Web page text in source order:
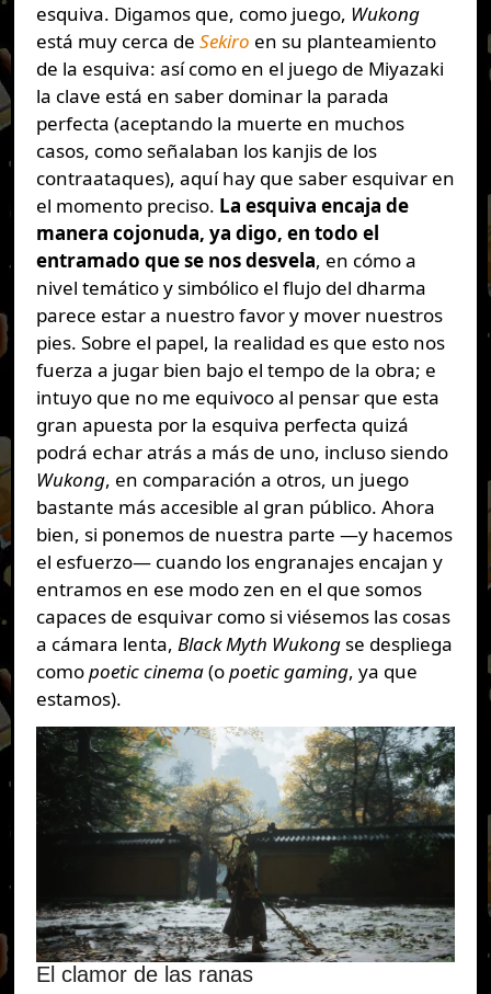
esquiva. Digamos que, como juego, Wukong
está muy cerca de Sekiro en su planteamiento
de la esquiva: así como en el juego de Miyazaki
la clave está en saber dominar la parada
perfecta (aceptando la muerte en muchos
casos, como señalaban los kanjis de los
contraataques), aquí hay que saber esquivar en
el momento preciso. La esquiva encaja de
manera cojonuda, ya digo, en todo el
entramado que se nos desvela, en cómo a
nivel temático y simbólico el flujo del dharma
parece estar a nuestro favor y mover nuestros
pies. Sobre el papel, la realidad es que esto nos
fuerza a jugar bien bajo el tempo de la obra; e
intuyo que no me equivoco al pensar que esta
gran apuesta por la esquiva perfecta quizá
podrá echar atrás a más de uno, incluso siendo
Wukong, en comparación a otros, un juego
bastante más accesible al gran público. Ahora
bien, si ponemos de nuestra parte —y hacemos
el esfuerzo— cuando los engranajes encajan y
entramos en ese modo zen en el que somos
capaces de esquivar como si viésemos las cosas
a cámara lenta, Black Myth Wukongse despliega
comopoetic cinema(opoetic gaming, ya que
estamos).
El clamor de las ranas